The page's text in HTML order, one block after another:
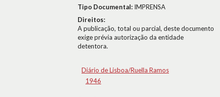
Tipo Documental: IMPRENSA
Direitos:
A publicação, total ou parcial, deste documento
exige prévia autorização da entidade
detentora.
Diário de Lisboa/Ruella Ramos
1946